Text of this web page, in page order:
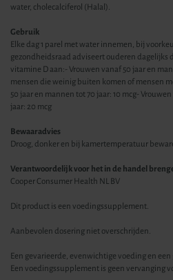
water, cholecalciferol (Halal).
Gebruik
Elke dag 1 parel met water innemen, bij
gezondheidsraad adviseert ouderen dagelijks
vitamine D aan:- Vrouwen vanaf 50 jaar en
mensen die weinig buiten komen of mensen
50 jaar en mannen tot 70 jaar: 10 mcg-
jaar: 20 mcg
Bewaaradvies
Droog, donker en bij kamertemperatuur
Verantwoordelijk voor het in de handel
Cooper Consumer Health NL BV
Dit product is een voedingssupplement.
Aanbevolen dosering niet overschrijden.
Een gevarieerde, evenwichtige voeding en
Een voedingssupplement is geen vervanging